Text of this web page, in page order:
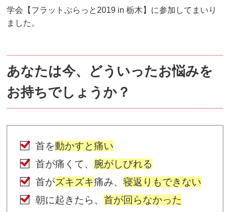
学会【フラットぷらっと2019 in 栃木】に参加してまいり
ました。
あなたは今、どういったお悩みを
お持ちでしょうか？
首を動かすと痛い
首が痛くて、 腕がしびれる
首がズキズキ痛み、寝返りもできない
朝に起きたら、首が回らなかった